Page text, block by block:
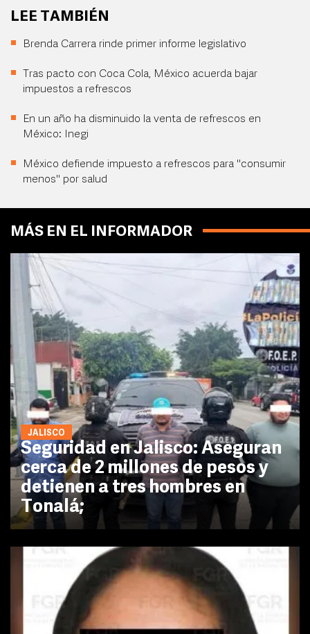
LEE TAMBIÉN
Brenda Carrera rinde primer informe legislativo
Tras pacto con Coca Cola, México acuerda bajar
impuestos a refrescos
En un año ha disminuido la venta de refrescos en
México: Inegi
México defiende impuesto a refrescos para "consumir
menos" por salud
MÁS EN EL INFORMADOR
JALISCO
Seguridad en Jalisco: Aseguran
cerca de 2 millones de pesos y
detienen a tres hombres en
Tonalá;